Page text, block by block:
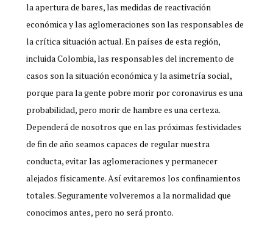
la apertura de bares, las medidas de reactivación
económica y las aglomeraciones son las responsables de
la crítica situación actual. En países de esta región,
incluida Colombia, las responsables del incremento de
casos son la situación económica y la asimetría social,
porque para la gente pobre morir por coronavirus es una
probabilidad, pero morir de hambre es una certeza.
Dependerá de nosotros que en las próximas festividades
de fin de año seamos capaces de regular nuestra
conducta, evitar las aglomeraciones y permanecer
alejados físicamente. Así evitaremos los confinamientos
totales. Seguramente volveremos a la normalidad que
conocimos antes, pero no será pronto.